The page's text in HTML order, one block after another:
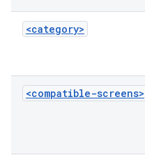
<category>
<compatible-screens>